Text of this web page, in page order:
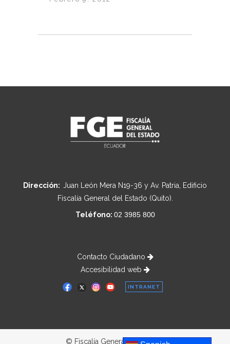
Dirección: Juan León Mera N19-36 y Av. Patria, Edificio
Fiscalía General del Estado (Quito).
Teléfono: 02 3985 800
Contacto Ciudadano
Accesibilidad web
INTRANET
© Fiscalía General del Estado